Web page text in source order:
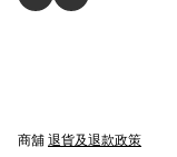
商舖 退貨及退款政策